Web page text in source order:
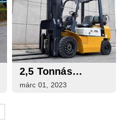
2,5 Tonnás
Propán Targonca
márc 01, 2023